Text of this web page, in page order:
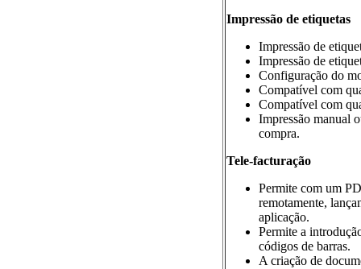
Impressão de etiquetas
Impressão de
Impressão de
Configuração do
Compatível com
Compatível com
Impressão manual
compra.
Tele-facturação
Permite com um
remotamente,
aplicação.
Permite a
códigos de barras.
A criação de